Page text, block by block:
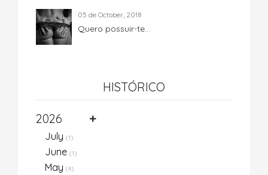
05 de October, 2018
Quero possuir-te...
HISTÓRICO
2026
July (1)
June (1)
May (4)